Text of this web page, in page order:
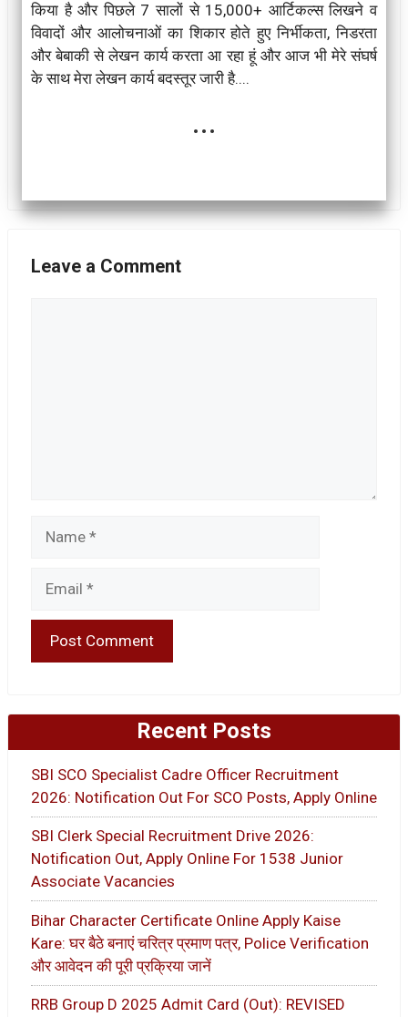
किया है और पिछले 7 सालों से 15,000+ आर्टिकल्स लिखने व
विवादों और आलोचनाओं का शिकार होते हुए निर्भीकता, निडरता
और बेबाकी से लेखन कार्य करता आ रहा हूं और आज भी मेरे संघर्ष
के साथ मेरा लेखन कार्य बदस्तूर जारी है....
...
Leave a Comment
Recent Posts
SBI SCO Specialist Cadre Officer Recruitment
2026: Notification Out For SCO Posts, Apply Online
SBI Clerk Special Recruitment Drive 2026:
Notification Out, Apply Online For 1538 Junior
Associate Vacancies
Bihar Character Certificate Online Apply Kaise
Kare: घर बैठे बनाएं चरित्र प्रमाण पत्र, Police Verification
और आवेदन की पूरी प्रक्रिया जानें
RRB Group D 2025 Admit Card (Out): REVISED